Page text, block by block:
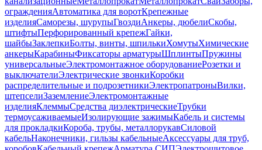
огражденияАвтоматика для воротКрепежные
изделияСаморезы, шурупыГвоздиАнкеры, дюбелиСкобы,
штифтыПерфорированный крепежГайки,
шайбыЗаклепкиБолты, винты, шпилькиХомутыХимические
анкерыКарабиныФиксаторы арматурыШплинтыПружины
универсальныеЭлектромонтажное оборудованиеРозетки и
выключателиЭлектрические звонкиКоробки
распределительные и подрозетникиЭлектропатроныВилки,
штепселиЗаземлениеЭлектромонтажные
изделияКлеммыСредства диэлектрическиеТрубки
термоусаживаемыеИзолирующие зажимыКабель и системы
для прокладкиКороба, трубы, металлорукавСиловой
кабельНаконечники, гильзы кабельныеАксессуары для труб,